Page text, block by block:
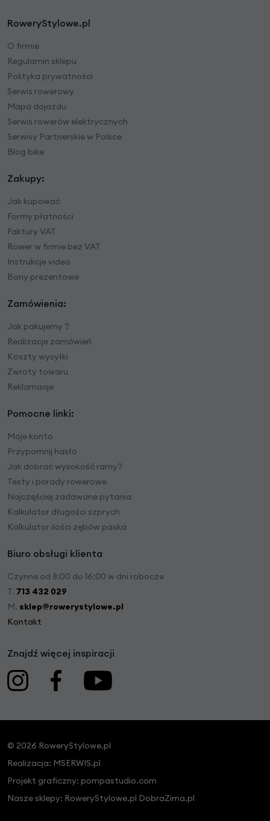
RoweryStylowe.pl
O firmie
Regulamin sklepu
Polityka prywatności
Serwis rowerowy
Mapa dojazdu
Serwis rowerów elektrycznych
Serwisy Partnerskie w Polsce
Blog bike
Zakupy:
Jak kupować
Formy płatności
Faktury VAT
Rower w firmie bez VAT
Instrukcje video
Bony prezentowe
Zamówienia:
Jak pakujemy ?
Realizacje zamówień
Koszty wysyłki
Zwroty towaru
Reklamacje
Pomocne linki:
Moje konto
Przypomnij hasło
Jak dobrać wysokość ramy?
Testy i porady rowerowe
Najczęściej zadawane pytania
Kalkulator długości szprych
Kalkulator ilości zębów paska
Biuro obsługi klienta
Czynne od 8:00 do 16:00 w dni robocze
T. 713 432 029
M. sklep@rowerystylowe.pl
Kontakt
Znajdź więcej inspiracji
© 2026 RoweryStylowe.pl
Realizacja: MSERWIS.pl
Projekt graficzny: pompastudio.com
Nasze sklepy: RoweryStylowe.pl DobraZima.pl